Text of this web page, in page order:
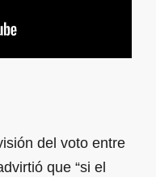
del voto entre
que “si el